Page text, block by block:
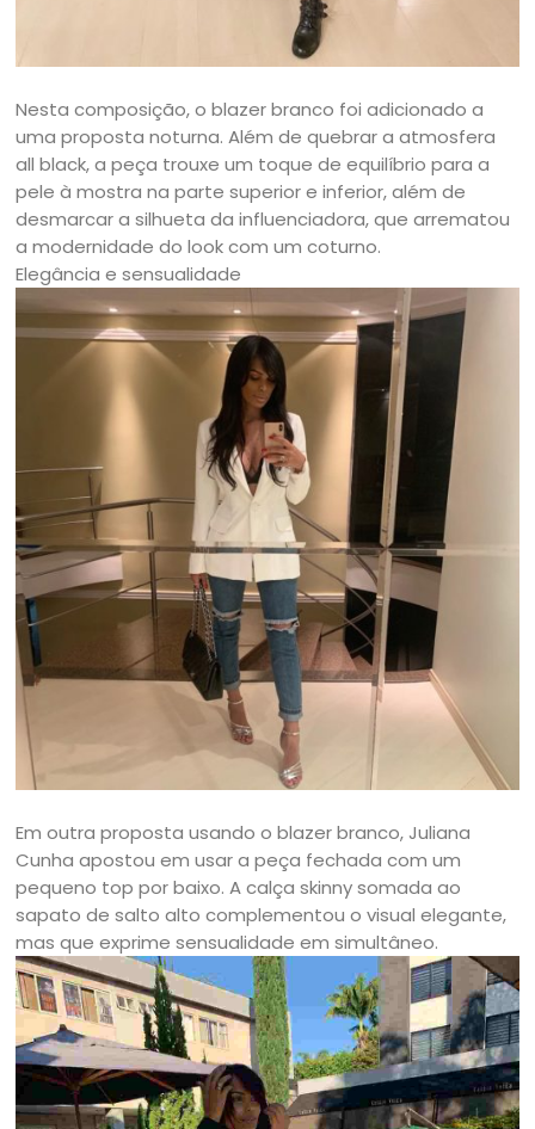
Nesta composição, o blazer branco foi adicionado a
uma proposta noturna. Além de quebrar a atmosfera
all black, a peça trouxe um toque de equilíbrio para a
pele à mostra na parte superior e inferior, além de
desmarcar a silhueta da influenciadora, que arrematou
a modernidade do look com um coturno.
Elegância e sensualidade
Em outra proposta usando o blazer branco, Juliana
Cunha apostou em usar a peça fechada com um
pequeno top por baixo. A calça skinny somada ao
sapato de salto alto complementou o visual elegante,
mas que exprime sensualidade em simultâneo.